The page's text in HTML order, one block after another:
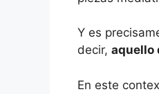
Y es
decir, aquello
En este